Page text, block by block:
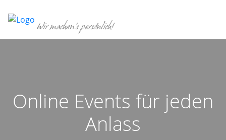
Wir machen's persönlich!
Online Events für jeden
Anlass